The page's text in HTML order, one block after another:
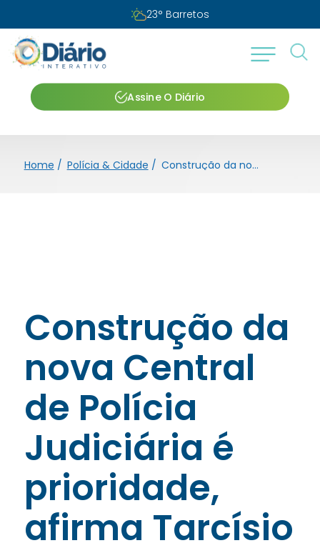
23° Barretos
Assine O Diário
Home / Polícia & Cidade / Construção da nova Central de Polícia Judiciária é prioridade, afirma Tarcísio
Construção da
nova Central
de Polícia
Judiciária é
prioridade,
afirma Tarcísio